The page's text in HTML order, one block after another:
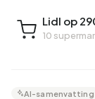
Lidl op
10
AI-samenvatting